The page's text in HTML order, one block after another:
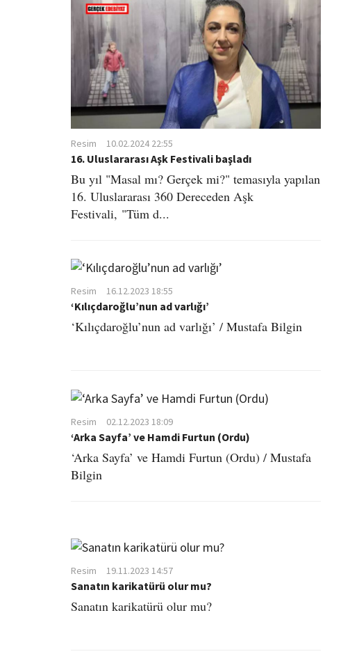
Resim 10.02.2024 22:55
16. Uluslararası Aşk Festivali başladı
Bu yıl "Masal mı? Gerçek mi?" temasıyla yapılan
16. Uluslararası 360 Dereceden Aşk
Festivali, "Tüm d...
Resim 16.12.2023 18:55
‘Kılıçdaroğlu’nun ad varlığı’
‘Kılıçdaroğlu’nun ad varlığı’ / Mustafa Bilgin
Resim 02.12.2023 18:09
‘Arka Sayfa’ ve Hamdi Furtun (Ordu)
‘Arka Sayfa’ ve Hamdi Furtun (Ordu) / Mustafa
Bilgin
Resim 19.11.2023 14:57
Sanatın karikatürü olur mu?
Sanatın karikatürü olur mu?